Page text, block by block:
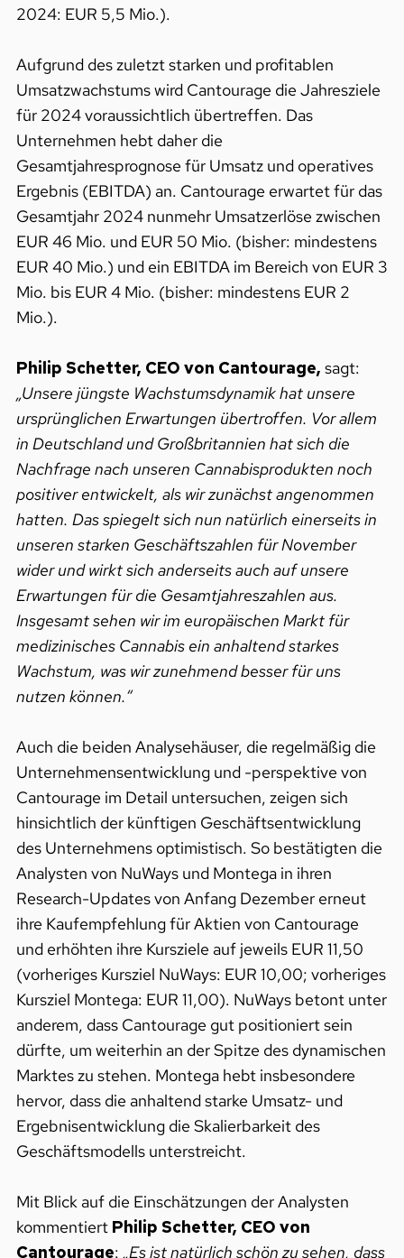
2024: EUR 5,5 Mio.).
Aufgrund des zuletzt starken und profitablen
Umsatzwachstums wird Cantourage die Jahresziele
für 2024 voraussichtlich übertreffen. Das
Unternehmen hebt daher die
Gesamtjahresprognose für Umsatz und operatives
Ergebnis (EBITDA) an. Cantourage erwartet für das
Gesamtjahr 2024 nunmehr Umsatzerlöse zwischen
EUR 46 Mio. und EUR 50 Mio. (bisher: mindestens
EUR 40 Mio.) und ein EBITDA im Bereich von EUR 3
Mio. bis EUR 4 Mio. (bisher: mindestens EUR 2
Mio.).
Philip Schetter, CEO von Cantourage, sagt:
„Unsere jüngste Wachstumsdynamik hat unsere
ursprünglichen Erwartungen übertroffen. Vor allem
in Deutschland und Großbritannien hat sich die
Nachfrage nach unseren Cannabisprodukten noch
positiver entwickelt, als wir zunächst angenommen
hatten. Das spiegelt sich nun natürlich einerseits in
unseren starken Geschäftszahlen für November
wider und wirkt sich anderseits auch auf unsere
Erwartungen für die Gesamtjahreszahlen aus.
Insgesamt sehen wir im europäischen Markt für
medizinisches Cannabis ein anhaltend starkes
Wachstum, was wir zunehmend besser für uns
nutzen können.“
Auch die beiden Analysehäuser, die regelmäßig die
Unternehmensentwicklung und -perspektive von
Cantourage im Detail untersuchen, zeigen sich
hinsichtlich der künftigen Geschäftsentwicklung
des Unternehmens optimistisch. So bestätigten die
Analysten von NuWays und Montega in ihren
Research-Updates von Anfang Dezember erneut
ihre Kaufempfehlung für Aktien von Cantourage
und erhöhten ihre Kursziele auf jeweils EUR 11,50
(vorheriges Kursziel NuWays: EUR 10,00; vorheriges
Kursziel Montega: EUR 11,00). NuWays betont unter
anderem, dass Cantourage gut positioniert sein
dürfte, um weiterhin an der Spitze des dynamischen
Marktes zu stehen. Montega hebt insbesondere
hervor, dass die anhaltend starke Umsatz- und
Ergebnisentwicklung die Skalierbarkeit des
Geschäftsmodells unterstreicht.
Mit Blick auf die Einschätzungen der Analysten
kommentiertPhilip Schetter, CEO von
Cantourage: „Es ist natürlich schön zu sehen, dass